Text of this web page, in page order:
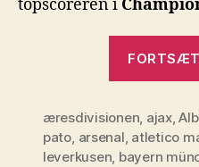
topscoreren i
æresdivisionen, ajax,
pato, arsenal, atletico
leverkusen, bayern